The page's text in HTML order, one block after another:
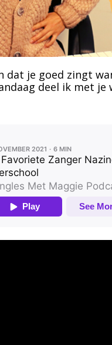
dat je goed zingt
deel ik met